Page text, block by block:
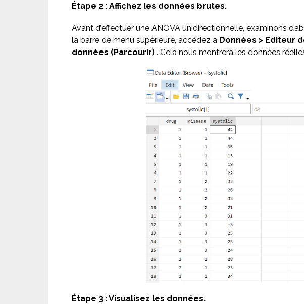
Étape 2 : Affichez les données brutes.
Avant d’effectuer une ANOVA unidirectionnelle, examinons
la barre de menu supérieure, accédez à Données > Editeur
données (Parcourir) . Cela nous montrera les données
Étape 3 : Visualisez les données.